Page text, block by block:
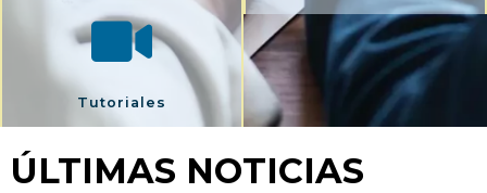
Tutoriales
ÚLTIMAS NOTICIAS